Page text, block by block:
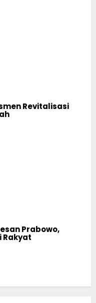
Revitalisasi
Prabowo,
Rakyat